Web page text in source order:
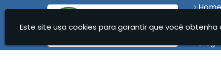
Clínica de Recuperação para Drogados
Clínica de
Clinica
Clínica para Dependentes Químicos Feminina
Clinica
Blog
Este site usa cookies para garantir que você obtenha